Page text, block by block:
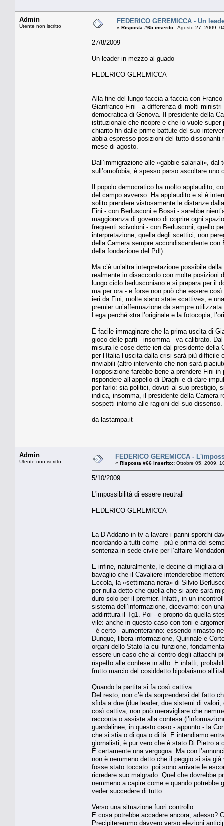
Admin
Utente non iscritto
FEDERICO GEREMICCA - Un
« Risposta #65 inserito::Agosto 27, 2009,
27/8/2009
Un leader in mezzo al guado
FEDERICO GEREMICCA
Alla fine del lungo faccia a faccia con
Gianfranco Fini - a differenza di molti
democratica di Genova. Il presidente della
istituzionale che ricopre e che lo vuole
chiarito fin dalle prime battute del suo
abbia espresso posizioni del tutto
mese di agosto.
Dall’immigrazione alle «gabbie salariali»,
sull’omofobia, è spesso parso ascoltare uno
Il popolo democratico ha molto applaudito,
del campo avverso. Ha applaudito e si è
solito prendere vistosamente le distanze
Fini - con Berlusconi e Bossi - sarebbe
maggioranza di governo di coprire ogni
frequenti scivoloni - con Berlusconi; quello
interpretazione, quella degli scettici, non
della Camera sempre accondiscendente
della fondazione del Pdl).
Ma c’è un’altra interpretazione possibile
realmente in disaccordo con molte posizioni
lungo ciclo berlusconiano e si prepara per il
ma per ora - e forse non può che essere
ieri da Fini, molte siano state «cattive», e
premier un’affermazione da sempre
Lega perché «tra l’originale e la fotocopia,
È facile immaginare che la prima uscita di
gioco delle parti - insomma - va calibrato.
misura le cose dette ieri dal presidente della
per l’Italia l’uscita dalla crisi sarà più
rinviabili (altro intervento che non sarà
l’opposizione farebbe bene a prendere Fini
rispondere all’appello di Draghi e di dare
per farlo: sia politici, dovuti al suo prestigio,
indica, insomma, il presidente della Camera
sospetti intorno alle ragioni del suo dissenso.
da lastampa.it
Admin
Utente non iscritto
FEDERICO GEREMICCA -
« Risposta #66 inserito:: Ottobre 05, 2009,
5/10/2009
L'impossibilità di essere neutrali
FEDERICO GEREMICCA
La D’Addario in tv a lavare i panni sporchi
ricordando a tutti come - più e prima del
sentenza in sede civile per l’affaire
E infine, naturalmente, le decine di migliaia
bavaglio che il Cavaliere intenderebbe
Eccola, la «settimana nera» di Silvio
per nulla detto che quella che si apre sarà
duro solo per il premier. Infatti, in un
sistema dell’informazione, dicevamo: con
addirittura il Tg1. Poi - e proprio da quella
vile: anche in questo caso con toni e
- è certo - aumenteranno: essendo rimasto
Dunque, libera informazione, Quirinale e
organi dello Stato la cui funzione,
essere un caso che al centro degli attacchi
rispetto alle contese in atto. E infatti,
frutto marcio del cosiddetto bipolarismo
Quando la partita si fa così cattiva
Del resto, non c’è da sorprendersi del fatto
sfida a due (due leader, due sistemi di
così cattiva, non può meravigliare che
racconta o assiste alla contesa
guardalinee, in questo caso - appunto - la
che si stia o di qua o di là. E intendiamo
giornalisti, è pur vero che è stato Di Pietro a
È certamente una vergogna. Ma con
non è nemmeno detto che il peggio si sia
fosse stato toccato: poi sono arrivate le
ricredere suo malgrado. Quel che dovrebbe
nemmeno a capire come e quando
veder succedere di tutto.
Verso una situazione fuori controllo
E cosa potrebbe accadere ancora, adesso?
Precipiteremmo davvero verso elezioni